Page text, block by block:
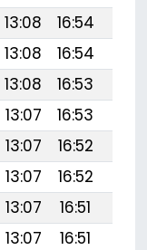
13:08 16:54
13:08 16:54
13:08 16:53
13:07 16:53
13:07 16:52
13:07 16:52
13:07 16:51
13:07 16:51